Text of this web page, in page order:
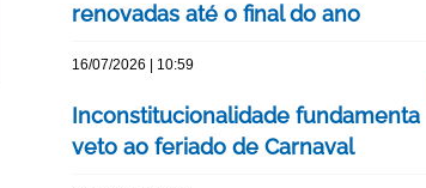
renovadas até o final do ano
16/07/2026 | 10:59
Inconstitucionalidade fundamenta
veto ao feriado de Carnaval